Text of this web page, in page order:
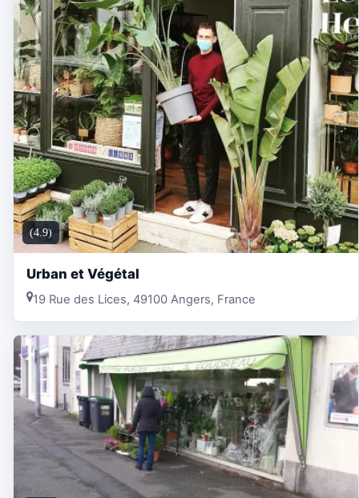
(4.9)
Urban et Végétal
19 Rue des Lices, 49100 Angers, France